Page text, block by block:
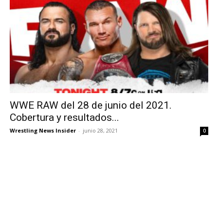
WWE RAW del 28 de junio del 2021.
Cobertura y resultados...
Wrestling News Insider - junio 28, 2021 0